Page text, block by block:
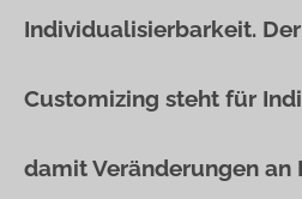
Individualisierbarkeit.
Customizing steht für
damit Veränderungen an